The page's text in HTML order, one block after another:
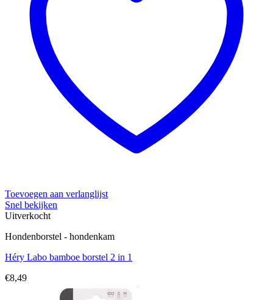
Toevoegen aan verlanglijst
Snel bekijken
Uitverkocht
Hondenborstel - hondenkam
Héry Labo bamboe borstel 2 in 1
€8,49